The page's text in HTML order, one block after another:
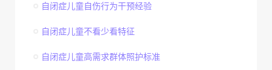
自闭症儿童自伤行为干预经验
自闭症儿童不看少看特征
自闭症儿童高需求群体照护标准